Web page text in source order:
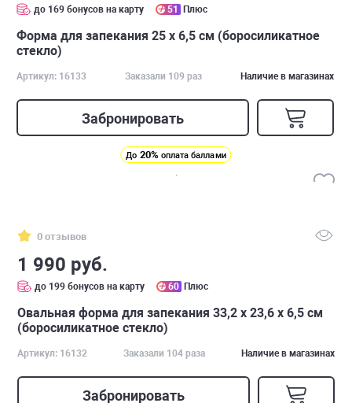
до 169 бонусов на карту 51 Плюс
Форма для запекания 25 x 6,5 см (боросиликатное
стекло)
Артикул: 16133 Заказали 109 раз Наличие в магазинах
Забронировать
До 20% оплата баллами
0 отзывов
1 990 руб.
до 199 бонусов на карту 60 Плюс
Овальная форма для запекания 33,2 x 23,6 x 6,5 см
(боросиликатное стекло)
Артикул: 16132 Заказали 104 раза Наличие в магазинах
Забронировать